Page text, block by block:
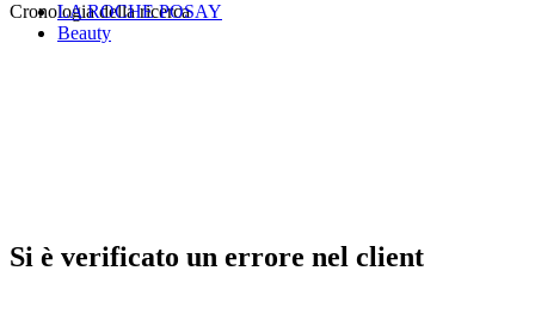
Cronologia della ricerca
LA ROCHE POSAY
Beauty
Si è verificato un errore nel client